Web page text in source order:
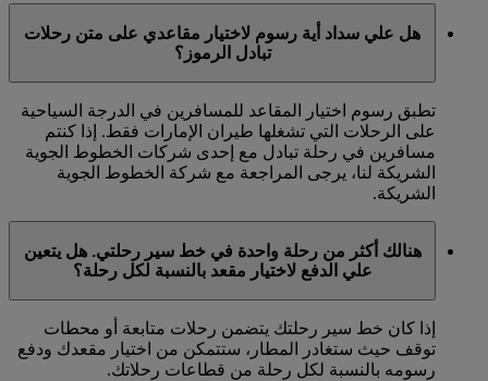
هل علي سداد أية رسوم لاختيار مقاعدي على متن رحلات
تبادل الرموز؟
تطبق رسوم اختيار المقاعد للمسافرين في الدرجة السياحية
على الرحلات التي تشغلها طيران الإمارات فقط. إذا كنتم
مسافرين في رحلة تبادل مع إحدى شركات الخطوط الجوية
الشريكة لنا، يرجى المراجعة مع شركة الخطوط الجوية
الشريكة.
هنالك أكثر من رحلة واحدة في خط سير رحلتي. هل يتعين
علي الدفع لاختيار مقعد بالنسبة لكل رحلة؟
إذا كان خط سير رحلتك يتضمن رحلات متابعة أو محطات
توقف حيث ستغادر المطار، ستتمكن من اختيار مقعدك ودفع
رسومه بالنسبة لكل رحلة من قطاعات رحلاتك.